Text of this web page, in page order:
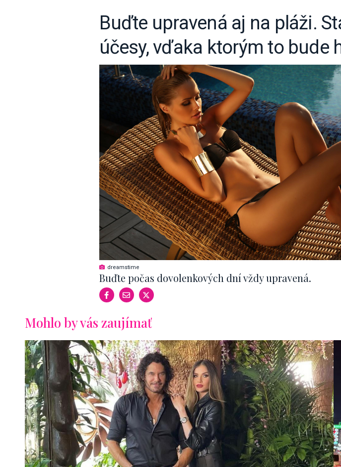
Buďte upravená aj na pláži.
účesy, vďaka ktorým to bude
dreamstime
Buďte počas dovolenkových dní vždy upravená.
Mohlo by vás zaujímať